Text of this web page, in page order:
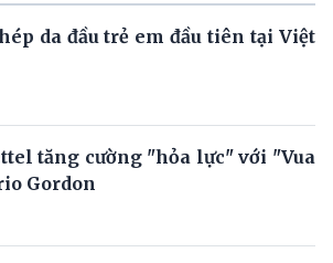
da đầu trẻ em đầu tiên tại Việt
tăng cường "hỏa lực" với "Vua
Gordon